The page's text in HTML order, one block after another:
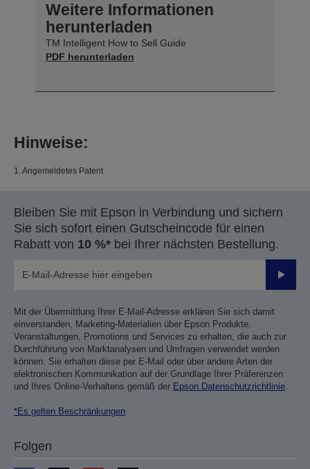
Weitere Informationen
herunterladen
TM Intelligent How to Sell Guide
PDF herunterladen
Hinweise:
1. Angemeldetes Patent
Bleiben Sie mit Epson in Verbindung und sichern
Sie sich sofort einen Gutscheincode für einen
Rabatt von 10 %* bei Ihrer nächsten Bestellung.
Mit der Übermittlung Ihrer E-Mail-Adresse erklären Sie sich damit
einverstanden, Marketing-Materialien über Epson Produkte,
Veranstaltungen, Promotions und Services zu erhalten, die auch zur
Durchführung von Marktanalysen und Umfragen verwendet werden
können. Sie erhalten diese per E-Mail oder über andere Arten der
elektronischen Kommunikation auf der Grundlage Ihrer Präferenzen
und Ihres Online-Verhaltens gemäß der Epson Datenschutzrichtlinie
*Es gelten Beschränkungen
Folgen